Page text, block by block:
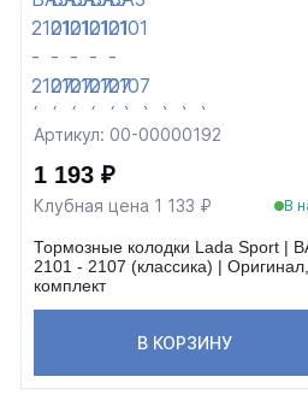
Артикул: 00-00000192
1 193 ₽
Клубная цена 1 133 ₽ В
Тормозные колодки Lada Sport |
2101 - 2107 (классика) | Оригинал,
комплект
В КОРЗИНУ